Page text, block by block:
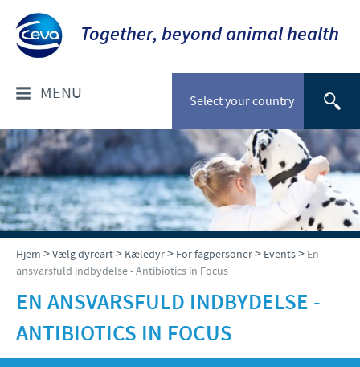
Together, beyond animal health
Select your country
MENU
OM OS
Socialt ansvar
Ceva Nordic
FOR DYRLÆGER: PRODUKTER
Til kæledyr
Til stordyr
VÆLG DYREART
Kæledyr
Gris
Kvæg
NYHEDER & EVENTS
Nyheder
TIL FORHANDLERE
Hjem >Vælg dyreart> Kæledyr> For fagpersoner> Events> En
ansvarsfuld indbydelse - Antibiotics in Focus
EN ANSVARSFULD INDBYDELSE -
ANTIBIOTICS IN FOCUS